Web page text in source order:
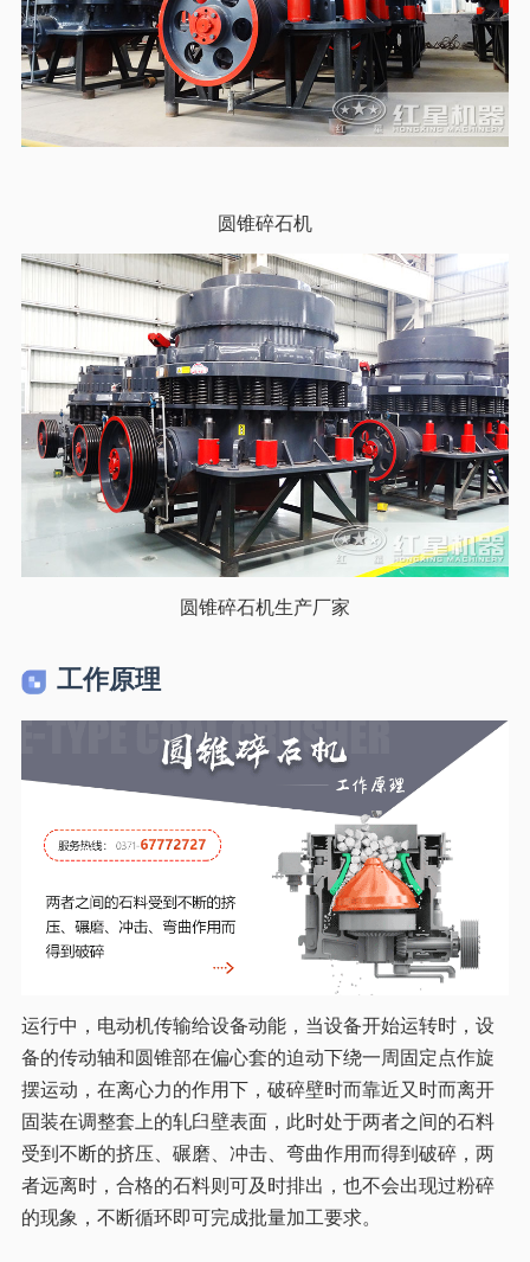
圆锥碎石机
圆锥碎石机生产厂家
工作原理
运行中，电动机传输给设备动能，当设备开始运转时，设
备的传动轴和圆锥部在偏心套的迫动下绕一周固定点作旋
摆运动，在离心力的作用下，破碎壁时而靠近又时而离开
固装在调整套上的轧臼壁表面，此时处于两者之间的石料
受到不断的挤压、碾磨、冲击、弯曲作用而得到破碎，两
者远离时，合格的石料则可及时排出，也不会出现过粉碎
的现象，不断循环即可完成批量加工要求。